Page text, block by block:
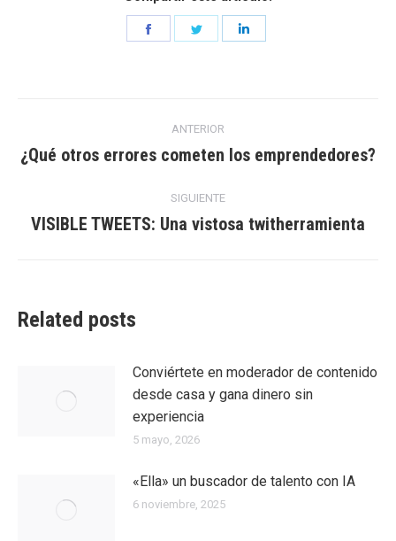
Share
entre
ANTERIOR
Entrada
¿Qué otros errores cometen los emprendedores?
SIGUIENTE
Entrada
VISIBLE TWEETS: Una vistosa twitherramienta
Related posts
Conviértete en moderador de contenido
desde casa y gana dinero sin
experiencia
5 mayo, 2026
«Ella» un buscador de talento con IA
6 noviembre, 2025